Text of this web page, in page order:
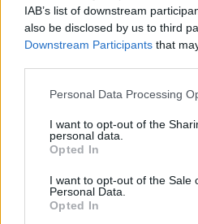
IAB’s list of downstream
also be disclosed by us to third
Downstream Participants that
Personal Data Processing
I want to opt-out of the
personal data.
Opted In
I want to opt-out of the Sale
Personal Data.
Opted In
offerte 5G Ready già sul